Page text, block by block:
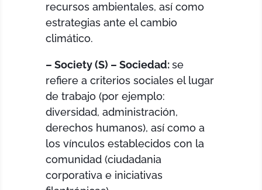
recursos ambientales, así como
estrategias ante el cambio
climático.
– Society (S) – Sociedad:se
refiere a criterios sociales el lugar
de trabajo (por ejemplo:
diversidad, administración,
derechos humanos), así como a
los vínculos establecidos con la
comunidad (ciudadania
corporativa e iniciativas